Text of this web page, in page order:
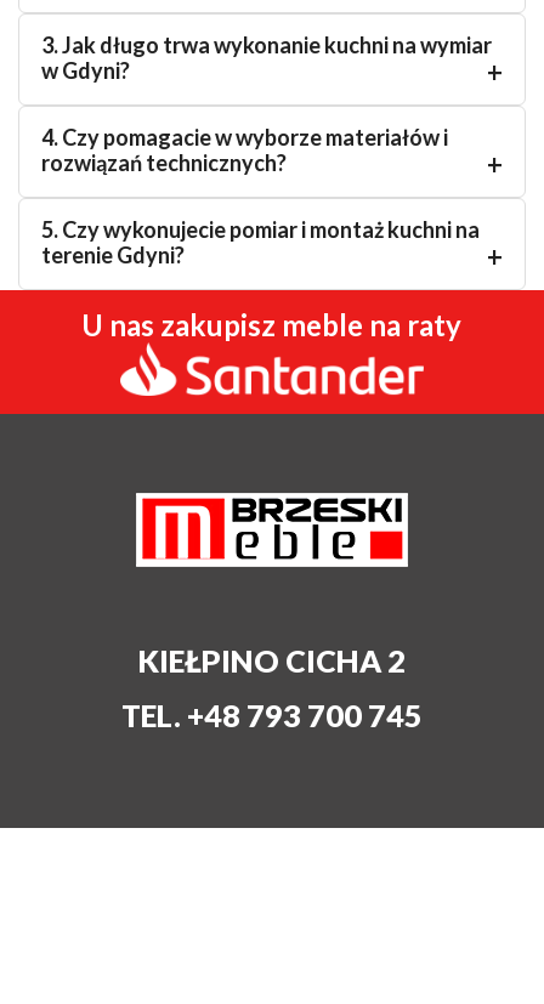
3. Jak długo trwa wykonanie kuchni na wymiar
w Gdyni?
4. Czy pomagacie w wyborze materiałów i
rozwiązań technicznych?
5. Czy wykonujecie pomiar i montaż kuchni na
terenie Gdyni?
U nas zakupisz meble na raty
KIEŁPINO CICHA 2
TEL. +48 793 700 745